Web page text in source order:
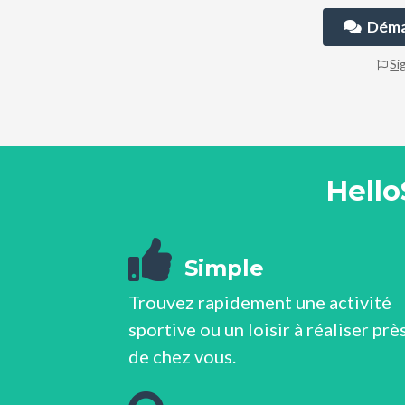
Simple
Trouvez rapidement une activité
sportive ou un loisir à réaliser
de chez vous.